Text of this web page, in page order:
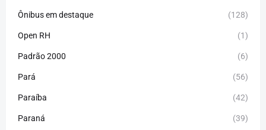
Ônibus em destaque (128)
Open RH (1)
Padrão 2000 (6)
Pará (56)
Paraíba (42)
Paraná (39)